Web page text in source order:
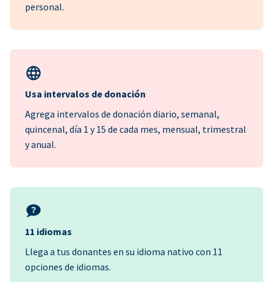
personal.
Usa intervalos de donación
Agrega intervalos de donación diario, semanal,
quincenal, día 1 y 15 de cada mes, mensual, trimestral
y anual.
11 idiomas
Llega a tus donantes en su idioma nativo con 11
opciones de idiomas.